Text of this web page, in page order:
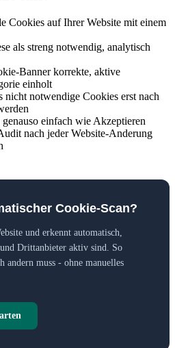
Cookies auf Ihrer Website mit einem
als streng notwendig, analytisch
Banner korrekte, aktive
einholt
nicht notwendige Cookies erst nach
einfach wie Akzeptieren
nach jeder Website-Anderung
Cookie-Scan?
und erkennt automatisch,
Drittanbieter aktiv sind. So
andern muss - ohne manuelles